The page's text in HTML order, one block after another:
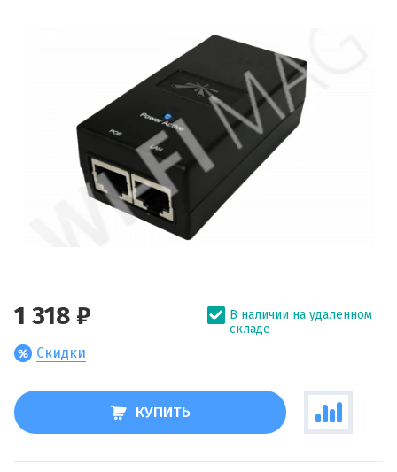
1 318 ₽
Скидки
В наличии на удаленном
складе
КУПИТЬ